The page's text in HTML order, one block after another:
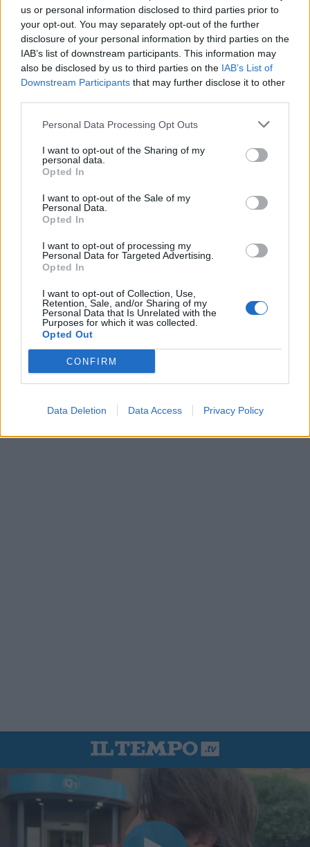
us or personal information disclosed to third parties prior to
your opt-out. You may separately opt-out of the further
disclosure of your personal information by third parties on the
IAB’s list of downstream participants. This information may
also be disclosed by us to third parties on the IAB’s List of
Downstream Participants that may further disclose it to other
Personal Data Processing Opt Outs
I want to opt-out of the Sharing of my
personal data.
Opted In
I want to opt-out of the Sale of my
Personal Data.
Opted In
I want to opt-out of processing my
Personal Data for Targeted Advertising.
Opted In
I want to opt-out of Collection, Use,
Retention, Sale, and/or Sharing of my
Personal Data that Is Unrelated with the
Purposes for which it was collected.
Opted Out
CONFIRM
Data Deletion Data Access Privacy Policy